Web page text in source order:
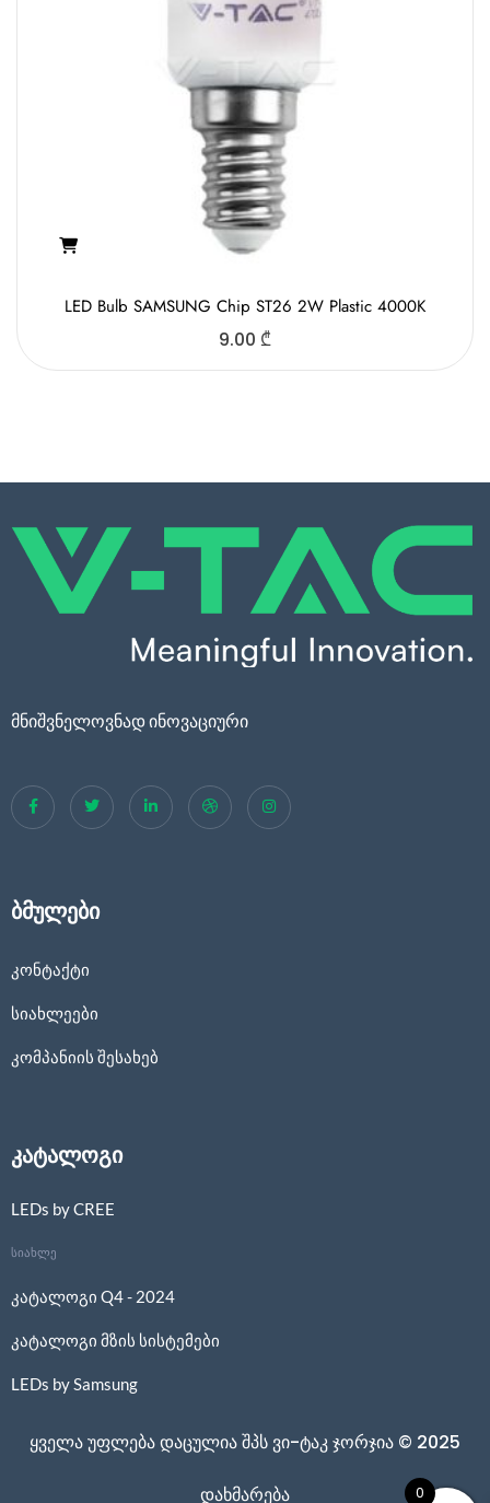
LED Bulb SAMSUNG Chip ST26 2W Plastic 4000K
9.00 ₾
მნიშვნელოვნად ინოვაციური
ბმულები
კონტაქტი
სიახლეები
კომპანიის შესახებ
კატალოგი
LEDs by CREE
სიახლე
კატალოგი Q4 - 2024
კატალოგი მზის სისტემები
LEDs by Samsung
ყველა უფლება დაცულია შპს ვი-ტაკ ჯორჯია © 2025
დახმარება 0